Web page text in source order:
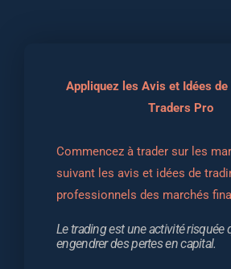
Appliquez les Avis et Idées
Traders Pro
Commencez à trader sur les
suivant les avis et idées de
professionnels des marchés
Le trading est une activité risquée
engendrer des pertes en capital.